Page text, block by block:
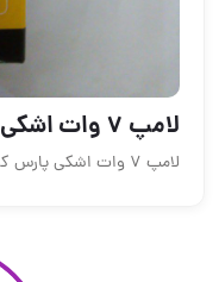
لامپ 7 وات اشکی پارس کیمیا
لامپ 7 وات اشکی پارس کیمیا